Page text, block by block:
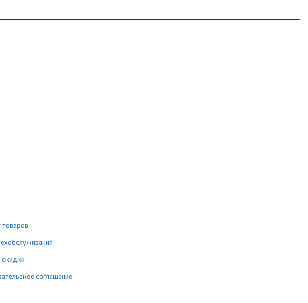
товаров
соглашение